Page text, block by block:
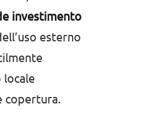
investimento
esterno
copertura.